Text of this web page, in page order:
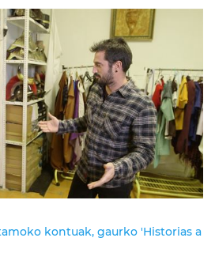
kontuak, gaurko 'Historias a